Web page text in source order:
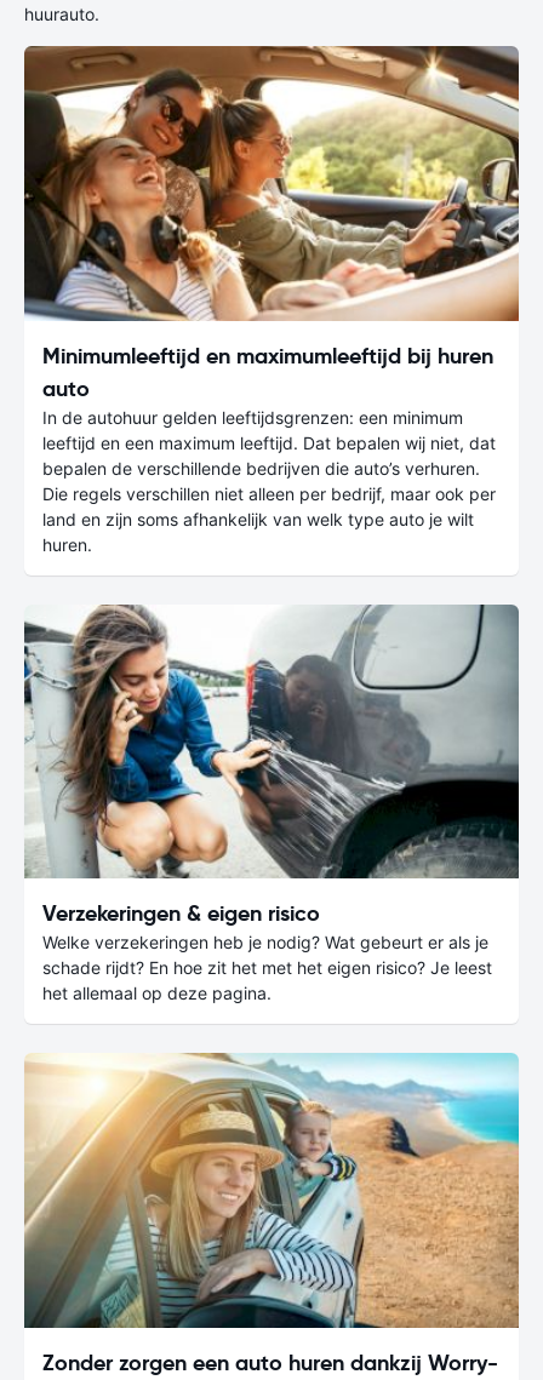
huurauto.
Minimumleeftijd en maximumleeftijd bij huren
auto
In de autohuur gelden leeftijdsgrenzen: een minimum
leeftijd en een maximum leeftijd. Dat bepalen wij niet, dat
bepalen de verschillende bedrijven die auto’s verhuren.
Die regels verschillen niet alleen per bedrijf, maar ook per
land en zijn soms afhankelijk van welk type auto je wilt
huren.
Verzekeringen & eigen risico
Welke verzekeringen heb je nodig? Wat gebeurt er als je
schade rijdt? En hoe zit het met het eigen risico? Je leest
het allemaal op deze pagina.
Zonder zorgen een auto huren dankzij Worry-